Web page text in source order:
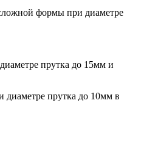
формы при диаметре
прутка до 15мм и
диаметре прутка до 10мм в